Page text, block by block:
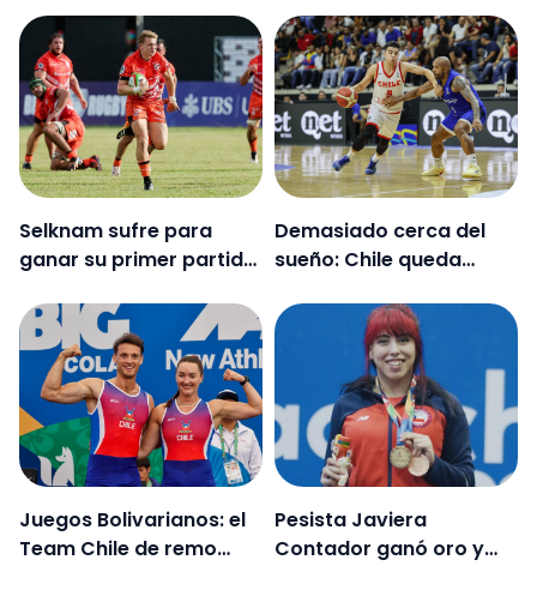
Francia
Dogos XV
Selknam sufre para
ganar su primer partido
Américas 2025
Demasiado cerca del
sueño: Chile queda
básquetbol tras perder
en tiempo extra con
Venezuela
Juegos Bolivarianos: el
Team Chile de remo
Pesista Javiera
Contador ganó oro y